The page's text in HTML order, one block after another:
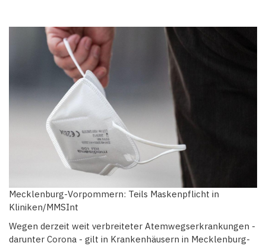
Mecklenburg-Vorpommern: Teils Maskenpflicht in
Kliniken/MMSInt
Wegen derzeit weit verbreiteter Atemwegserkrankungen -
darunter Corona - gilt in Krankenhäusern in Mecklenburg-